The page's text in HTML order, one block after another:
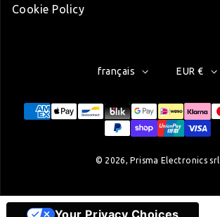
Cookie Policy
Modes de paiement
français EUR €
© 2026, Prisma Electronics srl